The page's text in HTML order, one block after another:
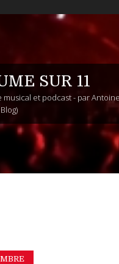
SUR 11
musical et podcast - par